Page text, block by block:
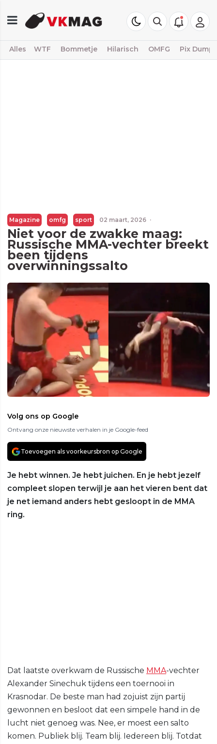
Alles WTF Bommetje Hilarisch OMFG Pix Dump
Magazine omfg sport 02 maart, 2026 ·
Niet voor de zwakke maag:
Russische MMA-vechter breekt
been tijdens
overwinningssalto
Volg ons op Google
Ontvang onze nieuwste verhalen in je Google-feed
Toevoegen als voorkeursbron op Google
Je hebt winnen. Je hebt juichen. En je hebt jezelf
compleet slopen terwijl je aan het vieren bent dat
je net iemand anders hebt gesloopt in de MMA
ring.
Dat laatste overkwam de Russische MMA-vechter
Alexander Sinechuk tijdens een toernooi in
Krasnodar. De beste man had zojuist zijn partij
gewonnen en besloot dat een simpele hand in de
lucht niet genoeg was. Nee, er moest een salto
komen. Publiek blij. Team blij. Iedereen blij. Totdat